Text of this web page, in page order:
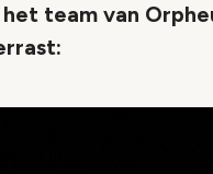
team van